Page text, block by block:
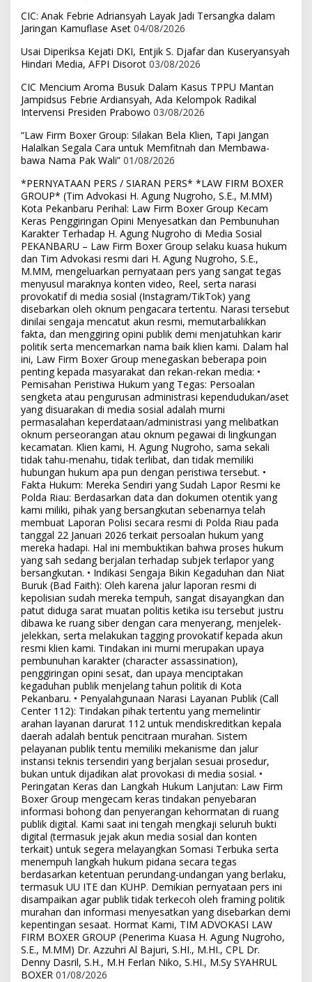
CIC: Anak Febrie Adriansyah Layak Jadi Tersangka dalam
Jaringan Kamuflase Aset 04/08/2026
Usai Diperiksa Kejati DKI, Entjik S. Djafar dan Kuseryansyah
Hindari Media, AFPI Disorot 03/08/2026
CIC Mencium Aroma Busuk Dalam Kasus TPPU Mantan
Jampidsus Febrie Ardiansyah, Ada Kelompok Radikal
Intervensi Presiden Prabowo 03/08/2026
“Law Firm Boxer Group: Silakan Bela Klien, Tapi Jangan
Halalkan Segala Cara untuk Memfitnah dan Membawa-
bawa Nama Pak Wali” 01/08/2026
*PERNYATAAN PERS / SIARAN PERS* *LAW FIRM BOXER
GROUP* (Tim Advokasi H. Agung Nugroho, S.E., M.MM)
Kota Pekanbaru Perihal: Law Firm Boxer Group Kecam
Keras Penggiringan Opini Menyesatkan dan Pembunuhan
Karakter Terhadap H. Agung Nugroho di Media Sosial
PEKANBARU – Law Firm Boxer Group selaku kuasa hukum
dan Tim Advokasi resmi dari H. Agung Nugroho, S.E.,
M.MM, mengeluarkan pernyataan pers yang sangat tegas
menyusul maraknya konten video, Reel, serta narasi
provokatif di media sosial (Instagram/TikTok) yang
disebarkan oleh oknum pengacara tertentu. Narasi tersebut
dinilai sengaja mencatut akun resmi, memutarbalikkan
fakta, dan menggiring opini publik demi menjatuhkan karir
politik serta mencemarkan nama baik klien kami. Dalam hal
ini, Law Firm Boxer Group menegaskan beberapa poin
penting kepada masyarakat dan rekan-rekan media: •
Pemisahan Peristiwa Hukum yang Tegas: Persoalan
sengketa atau pengurusan administrasi kependudukan/aset
yang disuarakan di media sosial adalah murni
permasalahan keperdataan/administrasi yang melibatkan
oknum perseorangan atau oknum pegawai di lingkungan
kecamatan. Klien kami, H. Agung Nugroho, sama sekali
tidak tahu-menahu, tidak terlibat, dan tidak memiliki
hubungan hukum apa pun dengan peristiwa tersebut. •
Fakta Hukum: Mereka Sendiri yang Sudah Lapor Resmi ke
Polda Riau: Berdasarkan data dan dokumen otentik yang
kami miliki, pihak yang bersangkutan sebenarnya telah
membuat Laporan Polisi secara resmi di Polda Riau pada
tanggal 22 Januari 2026 terkait persoalan hukum yang
mereka hadapi. Hal ini membuktikan bahwa proses hukum
yang sah sedang berjalan terhadap subjek terlapor yang
bersangkutan. • Indikasi Sengaja Bikin Kegaduhan dan Niat
Buruk (Bad Faith): Oleh karena jalur laporan resmi di
kepolisian sudah mereka tempuh, sangat disayangkan dan
patut diduga sarat muatan politis ketika isu tersebut justru
dibawa ke ruang siber dengan cara menyerang, menjelek-
jelekkan, serta melakukan tagging provokatif kepada akun
resmi klien kami. Tindakan ini murni merupakan upaya
pembunuhan karakter (character assassination),
penggiringan opini sesat, dan upaya menciptakan
kegaduhan publik menjelang tahun politik di Kota
Pekanbaru. • Penyalahgunaan Narasi Layanan Publik (Call
Center 112): Tindakan pihak tertentu yang memelintir
arahan layanan darurat 112 untuk mendiskreditkan kepala
daerah adalah bentuk pencitraan murahan. Sistem
pelayanan publik tentu memiliki mekanisme dan jalur
instansi teknis tersendiri yang berjalan sesuai prosedur,
bukan untuk dijadikan alat provokasi di media sosial. •
Peringatan Keras dan Langkah Hukum Lanjutan: Law Firm
Boxer Group mengecam keras tindakan penyebaran
informasi bohong dan penyerangan kehormatan di ruang
publik digital. Kami saat ini tengah mengkaji seluruh bukti
digital (termasuk jejak akun media sosial dan konten
terkait) untuk segera melayangkan Somasi Terbuka serta
menempuh langkah hukum pidana secara tegas
berdasarkan ketentuan perundang-undangan yang berlaku,
termasuk UU ITE dan KUHP. Demikian pernyataan pers ini
disampaikan agar publik tidak terkecoh oleh framing politik
murahan dan informasi menyesatkan yang disebarkan demi
kepentingan sesaat. Hormat Kami, TIM ADVOKASI LAW
FIRM BOXER GROUP (Penerima Kuasa H. Agung Nugroho,
S.E., M.MM) Dr. Azzuhri Al Bajuri, S.HI., M.HI., CPL Dr.
Denny Dasril, S.H., M.H Ferlan Niko, S.HI., M.Sy SYAHRUL
BOXER 01/08/2026